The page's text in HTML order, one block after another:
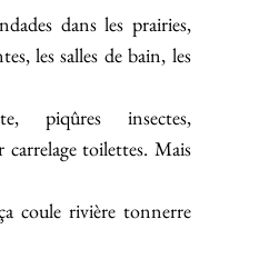
dans les prairies,
les salles de bain, les
piqûres insectes,
carrelage toilettes. Mais
coule rivière tonnerre